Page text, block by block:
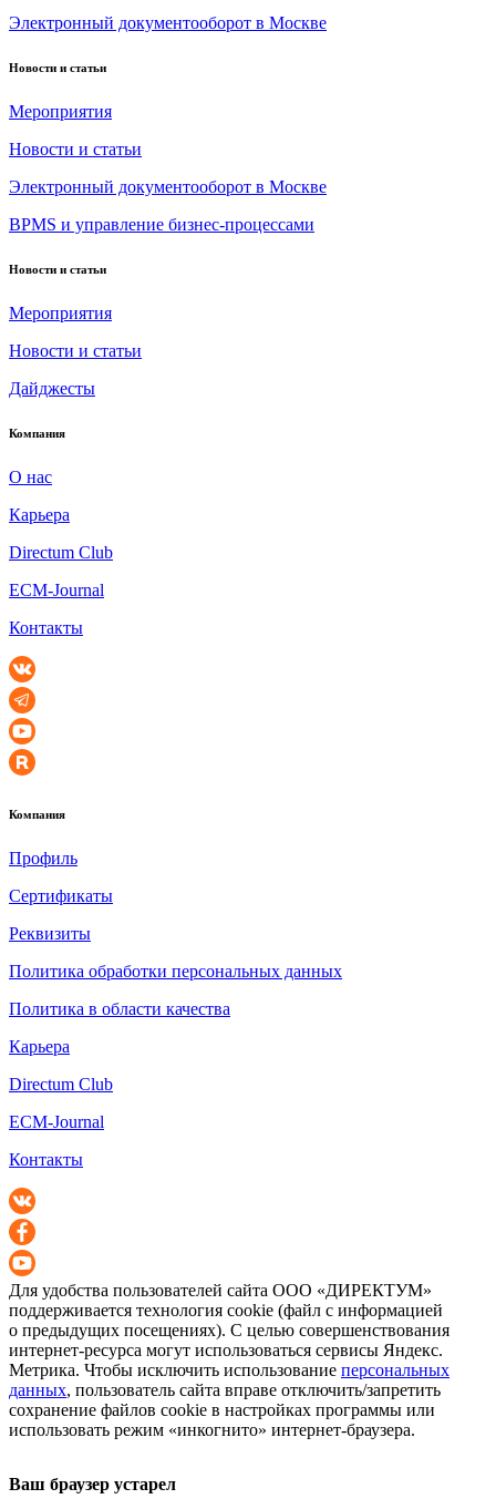
Электронный документооборот в Москве
Новости и статьи
Мероприятия
Новости и статьи
Электронный документооборот в Москве
BPMS и управление бизнес-процессами
Новости и статьи
Мероприятия
Новости и статьи
Дайджесты
Компания
О нас
Карьера
Directum Club
ECM-Journal
Контакты
Компания
Профиль
Сертификаты
Реквизиты
Политика обработки персональных данных
Политика в области качества
Карьера
Directum Club
ECM-Journal
Контакты
Для удобства пользователей сайта ООО «ДИРЕКТУМ»
поддерживается технология cookie (файл с информацией
о предыдущих посещениях). С целью совершенствования
интернет-ресурса могут использоваться сервисы Яндекс.
Метрика. Чтобы исключить использование персональных
данных, пользователь сайта вправе отключить/запретить
сохранение файлов cookie в настройках программы или
использовать режим «инкогнито» интернет-браузера.
Ваш браузер устарел